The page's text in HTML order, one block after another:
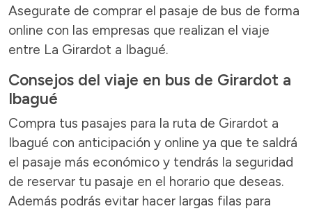
Asegurate de comprar el pasaje de bus de forma
online con las empresas que realizan el viaje
entre La Girardot a Ibagué.
Consejos del viaje en bus de Girardot a
Ibagué
Compra tus pasajes para la ruta de Girardot a
Ibagué con anticipación y online ya que te saldrá
el pasaje más económico y tendrás la seguridad
de reservar tu pasaje en el horario que deseas.
Además podrás evitar hacer largas filas para